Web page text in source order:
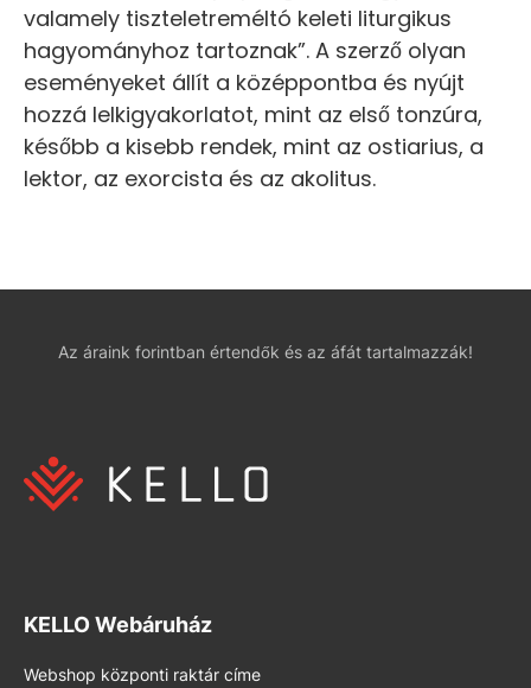
valamely tiszteletreméltó keleti liturgikus
hagyományhoz tartoznak”. A szerző olyan
eseményeket állít a középpontba és nyújt
hozzá lelkigyakorlatot, mint az első tonzúra,
később a kisebb rendek, mint az ostiarius, a
lektor, az exorcista és az akolitus.
Az áraink forintban értendők és az áfát tartalmazzák!
KELLO Webáruház
Webshop központi raktár címe